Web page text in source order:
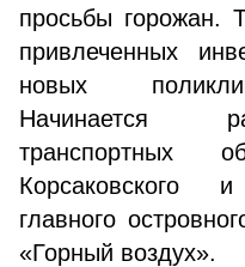
просьбы горожан.
привлеченных
новых
Начинается
транспортных
Корсаковского
главного
«Горный воздух».